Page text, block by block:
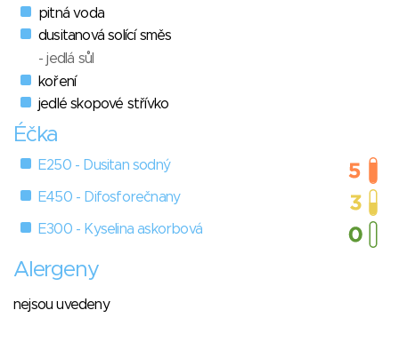
pitná voda
dusitanová solící směs
- jedlá sůl
koření
jedlé skopové střívko
Éčka
E250 - Dusitan sodný
E450 - Difosforečnany
E300 - Kyselina askorbová
Alergeny
nejsou uvedeny